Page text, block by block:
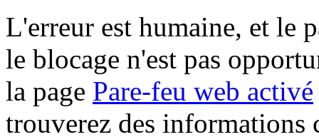
L'erreur est humaine, et le
le blocage n'est pas
la page Pare-feu web activé
trouverez des informations